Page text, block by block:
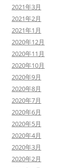
2021年3月
2021年2月
2021年1月
2020年12月
2020年11月
2020年10月
2020年9月
2020年8月
2020年7月
2020年6月
2020年5月
2020年4月
2020年3月
2020年2月